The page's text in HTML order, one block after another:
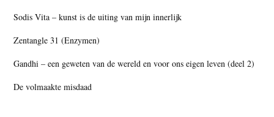
Sodis Vita – kunst is de uiting van mijn innerlijk
Zentangle 31 (Enzymen)
Gandhi – een geweten van de wereld en voor ons eigen leven (deel 2)
De volmaakte misdaad